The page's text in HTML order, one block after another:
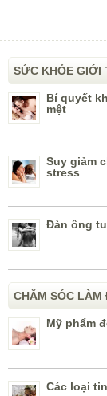
SỨC KHỎE GIỚI
Bí quyết
mệt
Suy giảm
stress
Đàn ông
CHĂM SÓC LÀM
Mỹ phẩm
Các loại